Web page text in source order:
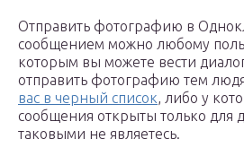
Отправить фотографию в
сообщением можно любому
которым вы можете вести
отправить фотографию тем
вас в черный список, либо у
сообщения открыты только для
таковыми не являетесь.